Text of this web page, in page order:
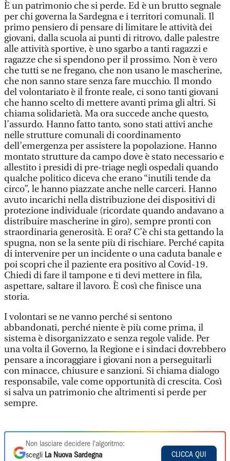
È un patrimonio che si perde. Ed è un brutto segnale
per chi governa la Sardegna e i territori comunali. Il
primo pensiero di pensare di limitare le attività dei
giovani, dalla scuola ai punti di ritrovo, dalle palestre
alle attività sportive, è uno sgarbo a tanti ragazzi e
ragazze che si spendono per il prossimo. Non è vero
che tutti se ne fregano, che non usano le mascherine,
che non sanno stare senza fare mucchio. Il mondo
del volontariato è il fronte reale, ci sono tanti giovani
che hanno scelto di mettere avanti prima gli altri. Si
chiama solidarietà. Ma ora succede anche questo,
l’assurdo. Hanno fatto tanto, sono stati attivi anche
nelle strutture comunali di coordinamento
dell’emergenza per assistere la popolazione. Hanno
montato strutture da campo dove è stato necessario e
allestito i presidi di pre-triage negli ospedali quando
qualche politico diceva che erano “inutili tende da
circo”, le hanno piazzate anche nelle carceri. Hanno
avuto incarichi nella distribuzione dei dispositivi di
protezione individuale (ricordate quando andavano a
distribuire mascherine in giro), sempre pronti con
straordinaria generosità. E ora? C’è chi sta gettando la
spugna, non se la sente più di rischiare. Perché capita
di intervenire per un incidente o una caduta banale e
poi scopri che il paziente era positivo al Covid-19.
Chiedi di fare il tampone e ti devi mettere in fila,
aspettare, saltare il lavoro. È così che finisce una
storia.
I volontari se ne vanno perché si sentono
abbandonati, perché niente è più come prima, il
sistema è disorganizzato e senza regole valide. Per
una volta il Governo, la Regione e i sindaci dovrebbero
pensare a incoraggiare i giovani non a perseguitarli
con minacce, chiusure e sanzioni. Si chiama dialogo
responsabile, vale come opportunità di crescita. Così
si salva un patrimonio che altrimenti si perde per
sempre.
Non lasciare decidere l'algoritmo:
scegli La Nuova Sardegna CLICCA QUI